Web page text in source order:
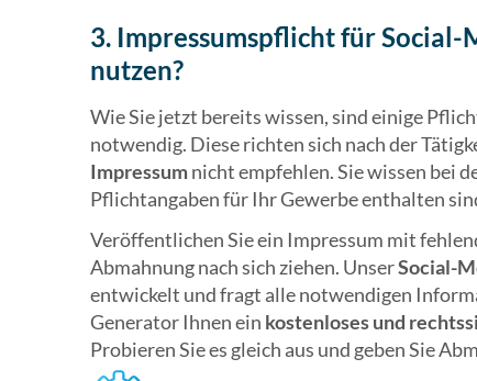
3. Impressumspflicht für
nutzen?
Wie Sie jetzt bereits wissen, sind einige
notwendig. Diese richten sich nach der
Impressumnicht empfehlen. Sie wissen bei
Pflichtangaben für Ihr Gewerbe enthalten
Veröffentlichen Sie ein Impressum mit
Abmahnung nach sich ziehen. UnserSocial-
entwickelt und fragt alle notwendigen
Generator Ihnen ein kostenloses und
Probieren Sie es gleich aus und geben Sie